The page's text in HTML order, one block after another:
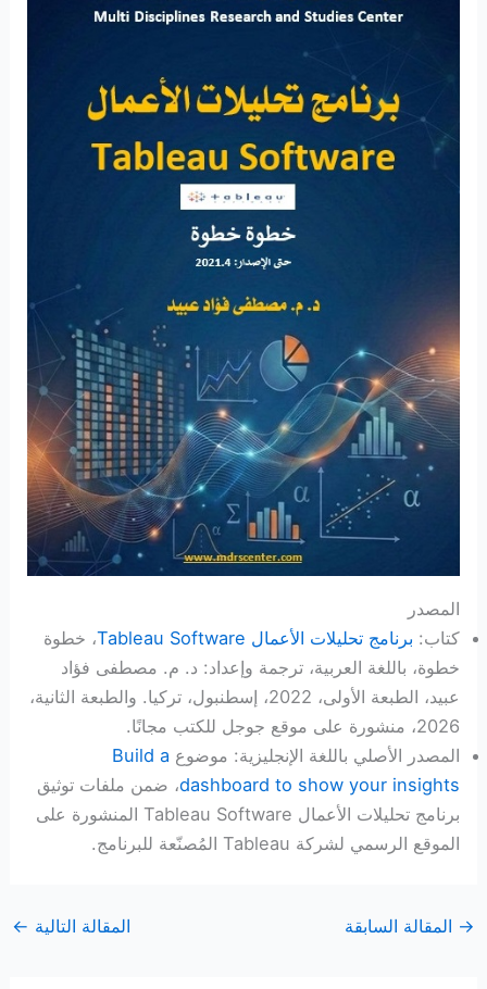
المصدر
كتاب: برنامج تحليلات الأعمال Tableau Software
، خطوة
خطوة، باللغة العربية، ترجمة وإعداد: د. م. مصطفى فؤاد
عبيد، الطبعة الأولى، 2022، إسطنبول، تركيا. والطبعة الثانية،
2026، منشورة على موقع جوجل للكتب مجانًا.
المصدر الأصلي باللغة الإنجليزية: موضوع Build a
dashboard to show your insights، ضمن ملفات توثيق
برنامج تحليلات الأعمال Tableau Software المنشورة على
الموقع الرسمي لشركة Tableau المُصنّعة للبرنامج.
→ المقالة السابقة المقالة التالية ←